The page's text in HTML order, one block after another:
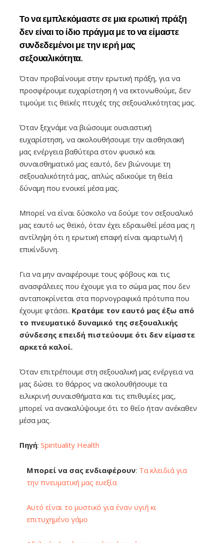
Το να εμπλεκόμαστε σε μια ερωτική πράξη
δεν είναι το ίδιο πράγμα με το να είμαστε
συνδεδεμένοι με την ιερή μας
σεξουαλικότητα.
Όταν προβαίνουμε στην ερωτική πράξη, για να
προσφέρουμε ευχαρίστηση ή να εκτονωθούμε, δεν
τιμούμε τις θεϊκές πτυχές της σεξουαλικότητας μας.
Όταν ξεχνάμε να βιώσουμε ουσιαστική
ευχαρίστηση, να ακολουθήσουμε την αισθησιακή
μας ενέργεια βαθύτερα στον φυσικό και
συναισθηματικό μας εαυτό, δεν βιώνουμε τη
σεξουαλικότητά μας, απλώς αδικούμε τη θεία
δύναμη που ενοικεί μέσα μας.
Μπορεί να είναι δύσκολο να δούμε τον σεξουαλικό
μας εαυτό ως θεϊκό, όταν έχει εδραιωθεί μέσα μας η
αντίληψη ότι η ερωτική επαφή είναι αμαρτωλή ή
επικίνδυνη.
Για να μην αναφέρουμε τους φόβους και τις
ανασφάλειες που έχουμε για το σώμα μας που δεν
ανταποκρίνεται στα πορνογραφικά πρότυπα που
έχουμε φτάσει. Κρατάμε τον εαυτό μας έξω από
το πνευματικό δυναμικό της σεξουαλικής
σύνδεσης επειδή πιστεύουμε ότι δεν είμαστε
αρκετά καλοί.
Όταν επιτρέπουμε στη σεξουαλική μας ενέργεια να
μας δώσει το θάρρος να ακολουθήσουμε τα
ειλικρινή συναισθήματα και τις επιθυμίες μας,
μπορεί να ανακαλύψουμε ότι το θείο ήταν ανέκαθεν
μέσα μας.
Πηγή: Spirituality Health
Μπορεί να σας ενδιαφέρουν: Τα κλειδιά για
την πνευματική μας ευεξία
Αυτό είναι το μυστικό για έναν υγιή κι
επιτυχημένο γάμο